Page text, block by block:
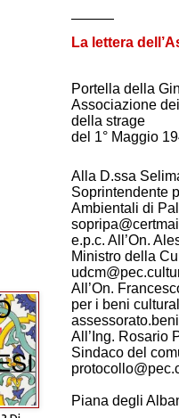
———
La lettera
Portella della
Associazione
della strage
del 1° Maggio
Alla D.ssa
Soprintendente
Ambientali di
e.p.c. All’On.
Ministro della
All’On.
per i beni
All’Ing. Rosario
Sindaco del
Piana degli